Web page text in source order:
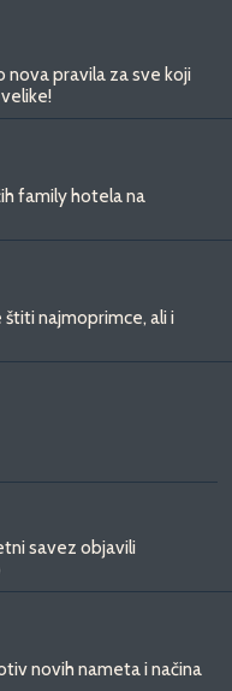
nova pravila za sve koji
family hotela na
najmoprimce, ali i
savez objavili
novih nameta i načina